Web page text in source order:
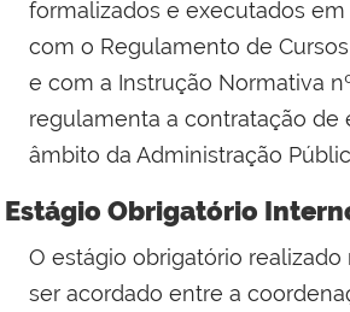
formalizados e executados
com o Regulamento de
e com a Instrução Normativa
regulamenta a contratação de
âmbito da Administração
Estágio Obrigatório
O estágio obrigatório realizado
ser acordado entre a